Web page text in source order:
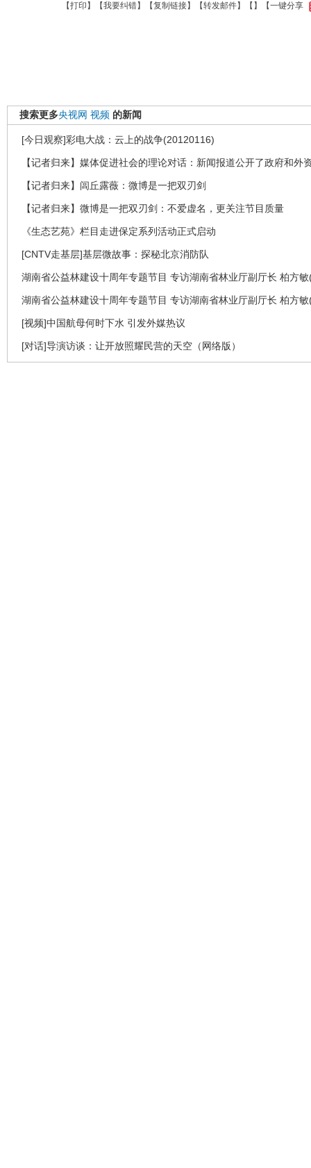
【打印 】【我要纠错】【复制链接】【转发邮件】【 】 【一键分享
搜索更多央视网 视频 的新闻
[今日观察]彩电大战：云上的战争(20120116)
【记者归来】媒体促进社会的理论对话：新闻报道公开了政府和外
【记者归来】闾丘露薇：微博是一把双刃剑
【记者归来】微博是一把双刃剑：不爱虚名，更关注节目质量
《生态艺苑》栏目走进保定系列活动正式启动
[CNTV走基层]基层微故事：探秘北京消防队
湖南省公益林建设十周年专题节目 专访湖南省林业厅副厅长 柏方
湖南省公益林建设十周年专题节目 专访湖南省林业厅副厅长 柏方
[视频]中国航母何时下水 引发外媒热议
[对话]导演访谈：让开放照耀民营的天空（网络版）